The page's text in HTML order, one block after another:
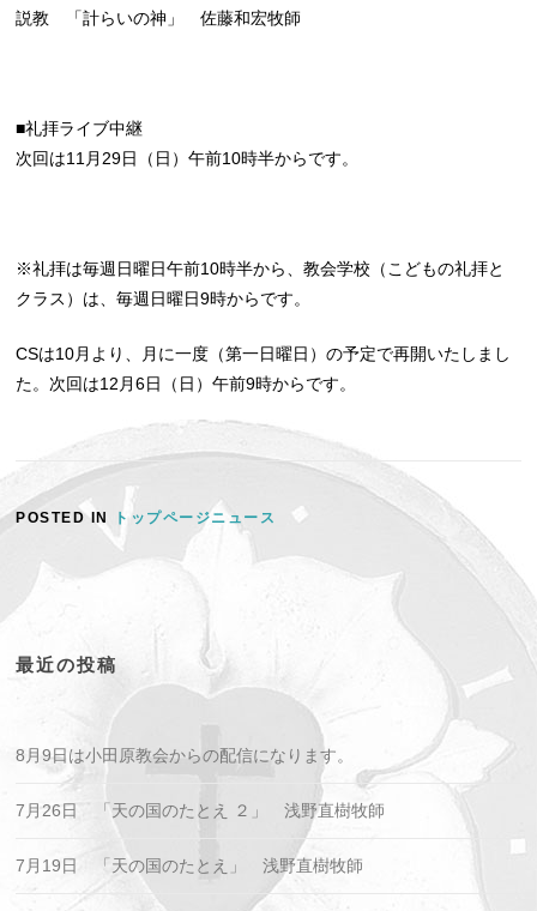
説教 「計らいの神」 佐藤和宏牧師
■礼拝ライブ中継
次回は11月29日（日）午前10時半からです。
※礼拝は毎週日曜日午前10時半から、教会学校（こどもの礼拝と
クラス）は、毎週日曜日9時からです。
CSは10月より、月に一度（第一日曜日）の予定で再開いたしまし
た。次回は12月6日（日）午前9時からです。
POSTED IN トップページニュース
最近の投稿
8月9日は小田原教会からの配信になります。
7月26日 「天の国のたとえ ２」 浅野直樹牧師
7月19日 「天の国のたとえ」 浅野直樹牧師